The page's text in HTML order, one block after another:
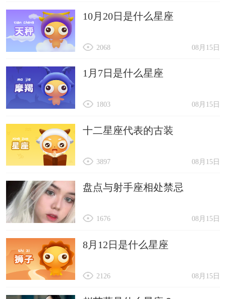
10月20日是什么星座
08月15日
2068
1月7日是什么星座
08月15日
1803
十二星座代表的古装
08月15日
3897
盘点与射手座相处禁忌
08月15日
1676
8月12日是什么星座
08月15日
2126